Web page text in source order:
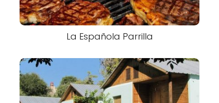
La Española Parrilla